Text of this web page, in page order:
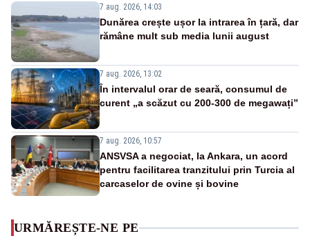
7 aug. 2026, 14:03
Dunărea crește ușor la intrarea în țară, dar
rămâne mult sub media lunii august
7 aug. 2026, 13:02
În intervalul orar de seară, consumul de
curent „a scăzut cu 200-300 de megawați”
7 aug. 2026, 10:57
ANSVSA a negociat, la Ankara, un acord
pentru facilitarea tranzitului prin Turcia al
carcaselor de ovine și bovine
URMĂREȘTE-NE PE